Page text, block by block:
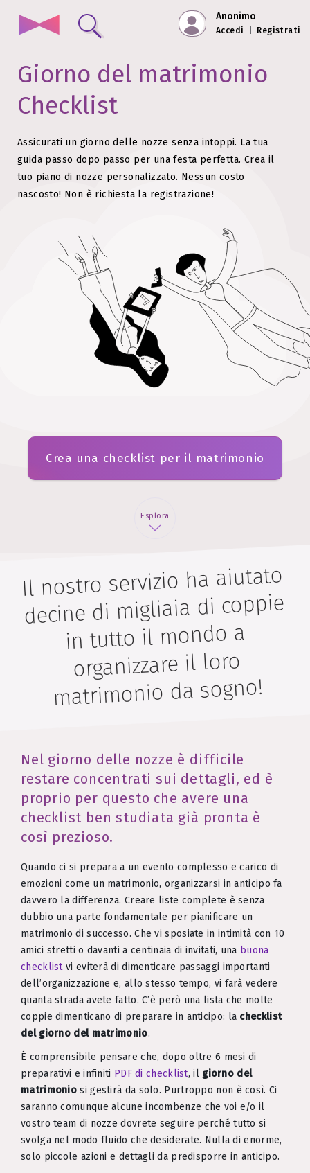
Anonimo
Accedi Registrati
Giorno del matrimonio
Checklist
Assicurati un giorno delle nozze senza intoppi. La tua
guida passo dopo passo per una festa perfetta. Crea il
tuo piano di nozze personalizzato. Nessun costo
nascosto! Non è richiesta la registrazione!
Crea una checklist per il matrimonio
Esplora
Il nostro servizio ha aiutato
decine di migliaia di coppie
in tutto il mondo a
organizzare il loro
matrimonio da sogno!
Nel giorno delle nozze è difficile
restare concentrati sui dettagli, ed è
proprio per questo che avere una
checklist ben studiata già pronta è
così prezioso.
Quando ci si prepara a un evento complesso e carico di
emozioni come un matrimonio, organizzarsi in anticipo fa
davvero la differenza. Creare liste complete è senza
dubbio una parte fondamentale per pianificare un
matrimonio di successo. Che vi sposiate in intimità con 10
amici stretti o davanti a centinaia di invitati, una buona
checklistvi eviterà di dimenticare passaggi importanti
dell’organizzazione e, allo stesso tempo, vi farà vedere
quanta strada avete fatto. C’è però una lista che molte
coppie dimenticano di preparare in anticipo: la checklist
del giorno del matrimonio.
È comprensibile pensare che, dopo oltre 6 mesi di
preparativi e infiniti PDF di checklist, il giorno del
matrimonio si gestirà da solo. Purtroppo non è così. Ci
saranno comunque alcune incombenze che voi e/o il
vostro team di nozze dovrete seguire perché tutto si
svolga nel modo fluido che desiderate. Nulla di enorme,
solo piccole azioni e dettagli da predisporre in anticipo.